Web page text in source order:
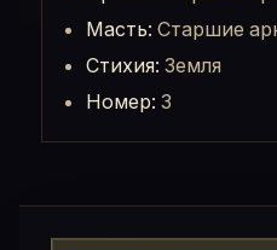
Масть: Старшие
Стихия: Земля
Номер: 3